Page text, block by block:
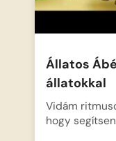
Állatos
állatokkal
Vidám
hogy